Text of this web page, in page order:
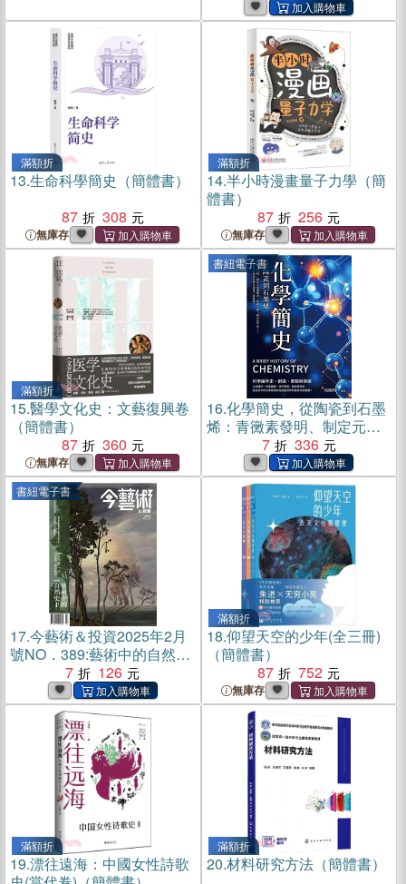
滿額折
13.生命科學簡史（簡體書）
87
308
無庫存
滿額折
14.半小時漫畫量子力學（簡
體書）
87
256
無庫存
滿額折
15.醫學文化史：文藝復興卷
（簡體書）
87
360
無庫存
書紐電子書
16.化學簡史，從陶瓷到石墨
烯：青黴素發明、制定元素
週期表、核磁共振、碳14定
年法……科學是如何從火藥
走到量子新能源？(電子書)
7 336
書紐電子書
17.今藝術＆投資2025年2月
號NO．389:藝術中的自然史
I(電子書)7 126
滿額折
18.仰望天空的少年(全三冊)
（簡體書）
87
752
無庫存
滿額折
19.漂往遠海：中國女性詩歌
滿額折
20.材料研究方法（簡體書）